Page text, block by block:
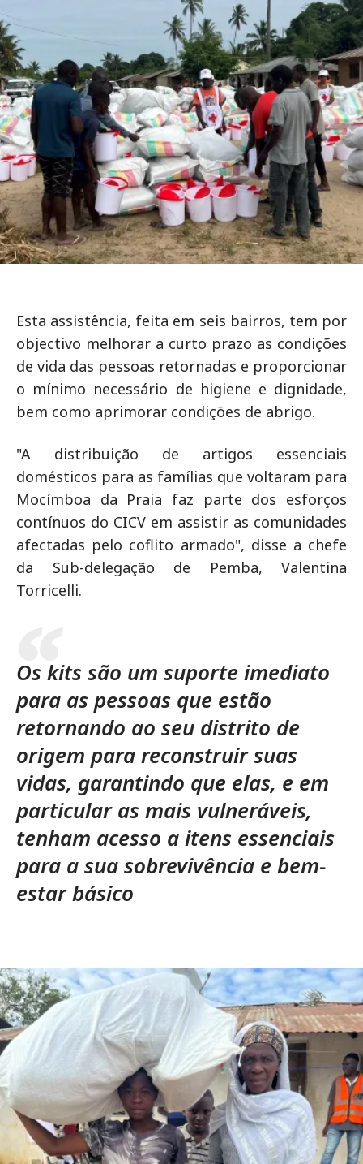
Esta assistência, feita em seis bairros, tem por
objectivo melhorar a curto prazo as condições
de vida das pessoas retornadas e proporcionar
o mínimo necessário de higiene e dignidade,
bem como aprimorar condições de abrigo.
"A distribuição de artigos essenciais
domésticos para as famílias que voltaram para
Mocímboa da Praia faz parte dos esforços
contínuos do CICV em assistir as comunidades
afectadas pelo coflito armado", disse a chefe
da Sub-delegação de Pemba, Valentina
Torricelli.
Os kits são um suporte imediato
para as pessoas que estão
retornando ao seu distrito de
origem para reconstruir suas
vidas, garantindo que elas, e em
particular as mais vulneráveis,
tenham acesso a itens essenciais
para a sua sobrevivência e bem-
estar básico